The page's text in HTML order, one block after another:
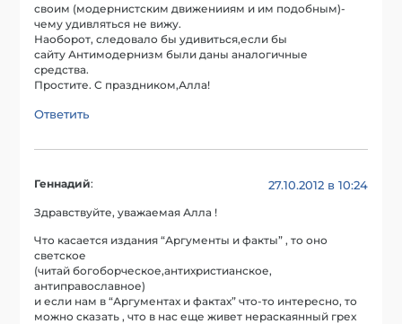
своим (модернистским движенииям и им подобным)-
чему удивляться не вижу.
Наоборот, следовало бы удивиться,если бы
сайту Антимодернизм были даны аналогичные
средства.
Простите. С праздником,Алла!
Ответить
Геннадий: 27.10.2012 в 10:24
Здравствуйте, уважаемая Алла !
Что касается издания “Аргументы и факты” , то оно
светское
(читай богоборческое,антихристианское,
антиправославное)
и если нам в “Аргументах и фактах” что-то интересно, то
можно сказать , что в нас еще живет нераскаянный грех